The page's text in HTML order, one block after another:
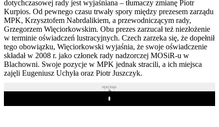
dotychczasowej rady jest wyjaśniana – tłumaczy zmianę Piotr
Kurpios. Od pewnego czasu trwały spory między prezesem zarządu
MPK, Krzysztofem Nabrdalikiem, a przewodniczącym rady,
Grzegorzem Więciorkowskim. Obu prezes zarzucał też niezłożenie
w terminie oświadczeń lustracyjnych. Czech zarzeka się, że dopełnił
tego obowiązku, Więciorkowski wyjaśnia, że swoje oświadczenie
składał w 2008 r. jako członek rady nadzorczej MOSiR-u w
Blachowni. Swoje pozycje w MPK jednak stracili, a ich miejsca
zajęli Eugeniusz Uchyła oraz Piotr Juszczyk.
REKLAMA
Play